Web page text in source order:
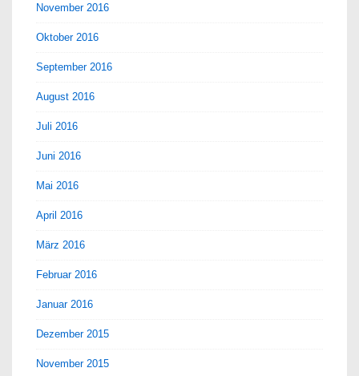
November 2016
Oktober 2016
September 2016
August 2016
Juli 2016
Juni 2016
Mai 2016
April 2016
März 2016
Februar 2016
Januar 2016
Dezember 2015
November 2015